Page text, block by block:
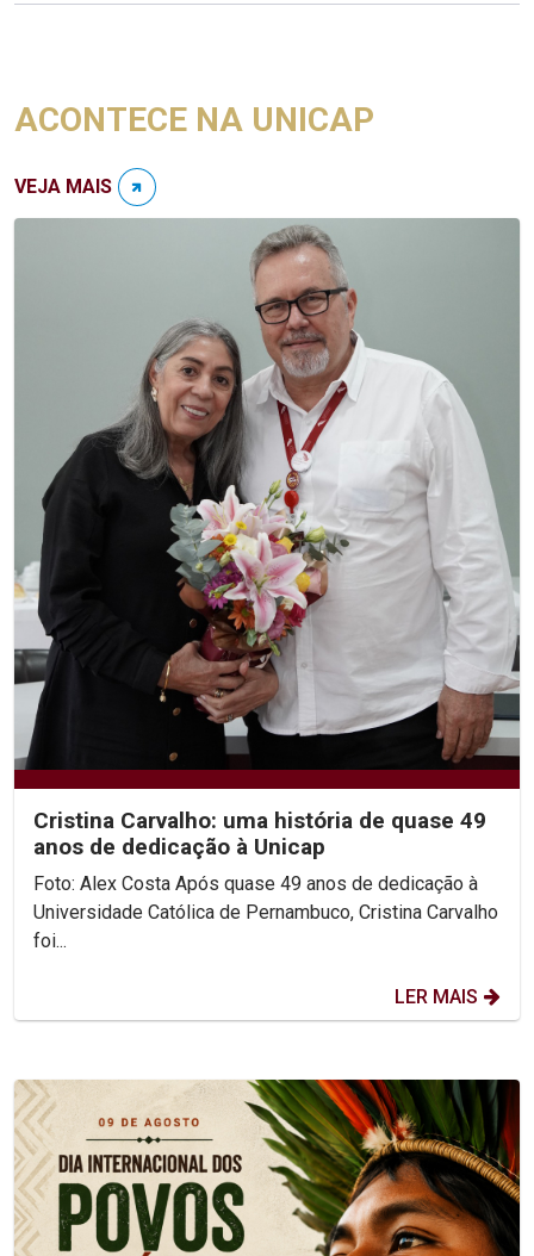
ACONTECE NA UNICAP
VEJA MAIS
Cristina Carvalho: uma história de quase 49
anos de dedicação à Unicap
Foto: Alex Costa Após quase 49 anos de dedicação à
Universidade Católica de Pernambuco, Cristina Carvalho
foi...
LER MAIS